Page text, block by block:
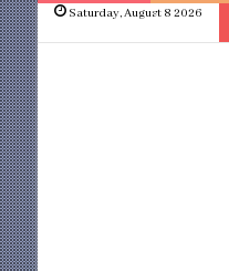
Saturday, August 8 2026